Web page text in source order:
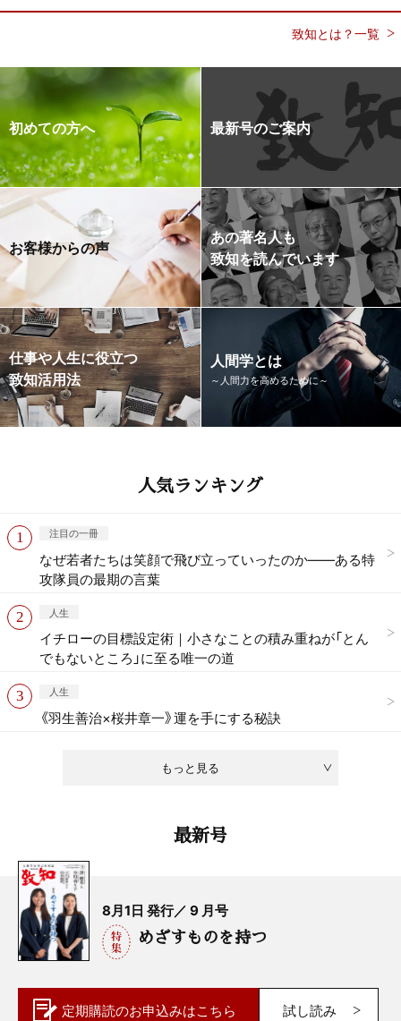
致知とは？一覧
初めての方へ 最新号のご案内
お客様からの声
あの著名人も
致知を読んでいます
仕事や人生に役立つ
致知活用法
人間学とは
～人間力を高めるために～
人気ランキング
もっと見る
注目の一冊
なぜ若者たちは笑顔で飛び立っていったのか——ある特
攻隊員の最期の言葉
人生
イチローの目標設定術｜小さなことの積み重ねが「とん
でもないところ」に至る唯一の道
人生
《羽生善治×桜井章一》運を手にする秘訣
最新号
8月1日 発行／ 9 月号
めざすものを持つ
定期購読のお申込みはこちら 試し読み